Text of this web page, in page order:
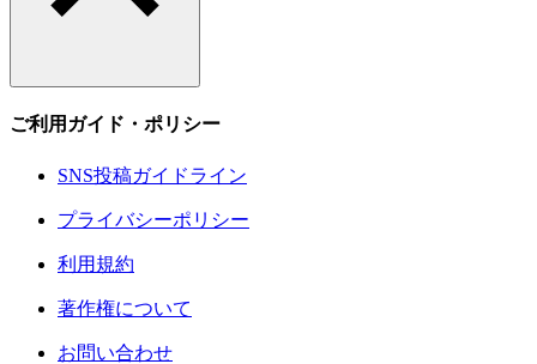
ご利用ガイド・ポリシー
SNS投稿ガイドライン
プライバシーポリシー
利用規約
著作権について
お問い合わせ